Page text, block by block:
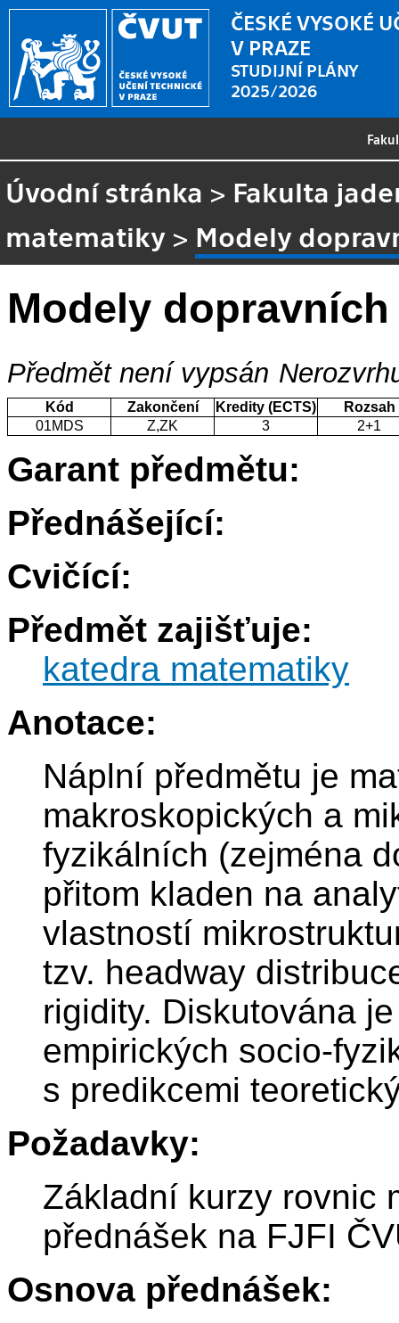
ČESKÉ VYSOKÉ
V PRAZE
STUDIJNÍ PLÁNY
2025/2026
Úvodní stránka > Fakulta
matematiky > Modely
Modely
Předmět není vypsán
Kód Zakončení Kredity (ECTS)
Rozsah
01MDS
Z,ZK 3 2+1
Garant předmětu:
Přednášející:
Cvičící:
Předmět zajišťuje:
katedra matematiky
Anotace:
Náplní předmětu je
makroskopických a
fyzikálních (zejména
přitom kladen na
vlastností
tzv. headway
rigidity. Diskutována
empirických socio-
s predikcemi
Požadavky:
Základní kurzy rovnic
přednášek na FJFI
Osnova přednášek: